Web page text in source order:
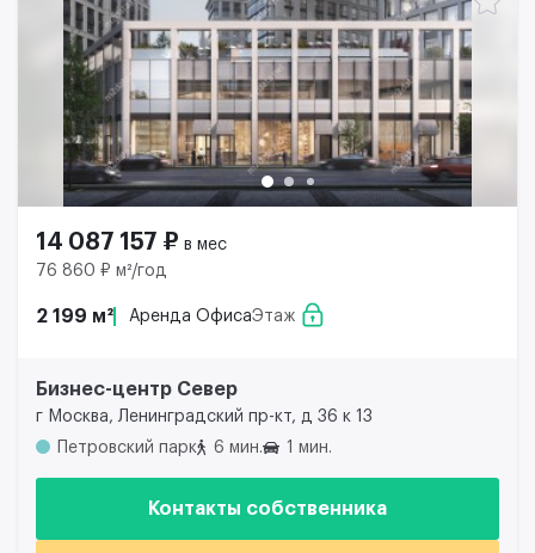
14 087 157 ₽ в мес
76 860 ₽ м²/год
2 199 м² Аренда ОфисаЭтаж
Бизнес-центр Север
г Москва, Ленинградский пр-кт, д 36 к 13
Петровский парк
6 мин. 1 мин.
Контакты собственника